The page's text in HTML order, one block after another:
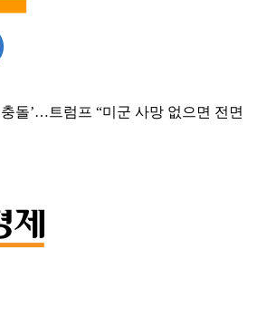
돌’…트럼프 “미군 사망 없으면 전면